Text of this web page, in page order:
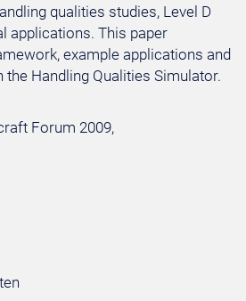
qualities studies, Level D
applications. This paper
example applications and
Handling Qualities Simulator.
Forum 2009,